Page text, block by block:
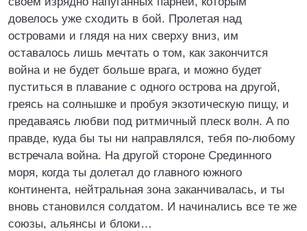
довелось уже сходить в бой. Пролетая над
островами и глядя на них сверху вниз, им
оставалось лишь мечтать о том, как закончится
война и не будет больше врага, и можно будет
пуститься в плавание с одного острова на другой,
греясь на солнышке и пробуя экзотическую пищу, и
предаваясь любви под ритмичный плеск волн. А по
правде, куда бы ты ни направлялся, тебя по-любому
встречала война. На другой стороне Срединного
моря, когда ты долетал до главного южного
континента, нейтральная зона заканчивалась, и ты
вновь становился солдатом. И начинались все те же
союзы, альянсы и блоки…